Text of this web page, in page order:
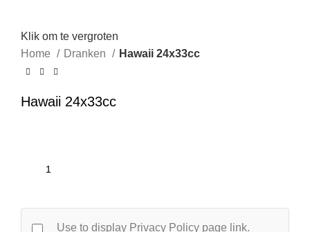
Klik om te vergroten
Home
Dranken Hawaii 24x33cc
Hawaii 24x33cc
Use to display Privacy Policy page link.